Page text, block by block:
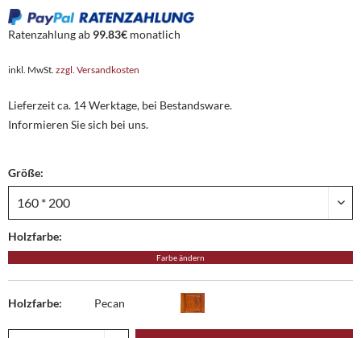
Ratenzahlung ab 99.83€ monatlich
inkl. MwSt. zzgl. Versandkosten
Lieferzeit ca. 14 Werktage, bei Bestandsware.
Informieren Sie sich bei uns.
Größe:
Holzfarbe:
Farbe ändern
Holzfarbe: Pecan